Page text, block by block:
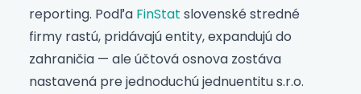
reporting. Podľa FinStat slovenské stredné
firmy rastú, pridávajú entity, expandujú do
zahraničia — ale účtová osnova zostáva
nastavená pre jednoduchú jednuentitu s.r.o.